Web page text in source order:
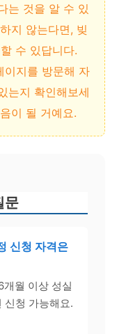
는 것을 알 수 있
지 않는다면, 빚
수 있답니다.
이지를 방문해 자
는지 확인해보세
이 될 거예요.
문
신청 자격은
월 이상 성실
신청 가능해요.